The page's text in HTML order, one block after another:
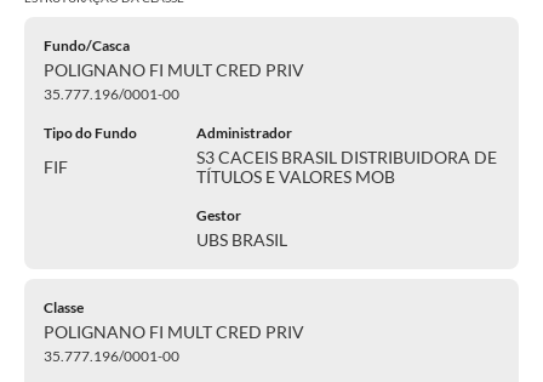
Fundo/Casca
POLIGNANO FI MULT CRED PRIV
35.777.196/0001-00
Tipo do Fundo
FIF
Administrador
S3 CACEIS BRASIL DISTRIBUIDORA DE
TÍTULOS E VALORES MOB
Gestor
UBS BRASIL
Classe
POLIGNANO FI MULT CRED PRIV
35.777.196/0001-00